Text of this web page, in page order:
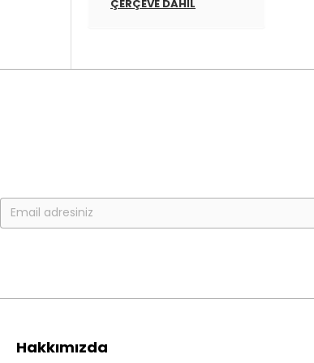
ÇERÇEVE DAHIL
Hakkımızda